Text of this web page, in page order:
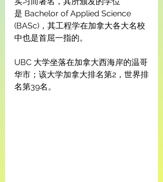
是 Bachelor of Applied Science
(BASc)，其工程学在加拿大各大名校
中也是首屈一指的。
UBC 大学坐落在加拿大西海岸的温哥
华市；该大学加拿大排名第2，世界排
名第39名。